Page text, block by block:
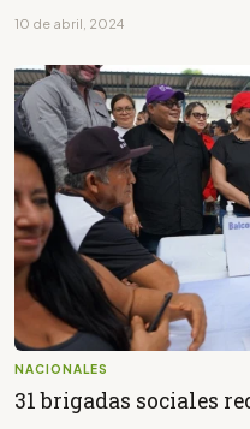
10 de abril, 2024
NACIONALES
31 brigadas sociales